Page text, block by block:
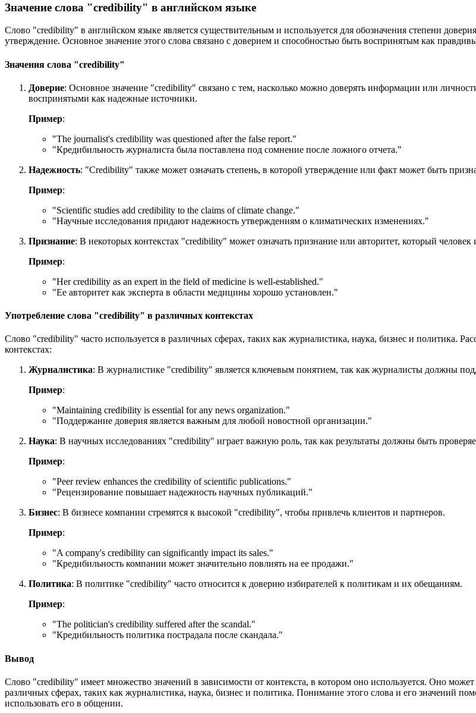
Значение слова "credibility" в английском языке
Слово "credibility" в английском языке является существительным и используется для обозначения степени
утверждение. Основное значение этого слова связано с доверием и способностью быть воспринятым как
Значения слова "credibility"
Доверие: Основное значение "credibility" связано с тем, насколько можно доверять информации или
воспринятыми как надежные источники.
Пример:
"The journalist's credibility was questioned after the false report."
"Кредибильность журналиста была поставлена под сомнение после ложного отчета."
Надежность: "Credibility" также может означать степень, в которой утверждение или факт может быть
Пример:
"Scientific studies add credibility to the claims of climate change."
"Научные исследования придают надежность утверждениям о климатических изменениях."
Признание: В некоторых контекстах "credibility" может означать признание или авторитет, который
Пример:
"Her credibility as an expert in the field of medicine is well-established."
"Ее авторитет как эксперта в области медицины хорошо установлен."
Употребление слова "credibility" в различных контекстах
Слово "credibility" часто используется в различных сферах, таких как журналистика, наука, бизнес и политика.
контекстах:
Журналистика: В журналистике "credibility" является ключевым понятием, так как журналисты должны
Пример:
"Maintaining credibility is essential for any news organization."
"Поддержание доверия является важным для любой новостной организации."
Наука: В научных исследованиях "credibility" играет важную роль, так как результаты должны быть
Пример:
"Peer review enhances the credibility of scientific publications."
"Рецензирование повышает надежность научных публикаций."
Бизнес: В бизнесе компании стремятся к высокой "credibility", чтобы привлечь клиентов и партнеров.
Пример:
"A company's credibility can significantly impact its sales."
"Кредибильность компании может значительно повлиять на ее продажи."
Политика: В политике "credibility" часто относится к доверию избирателей к политикам и их обещаниям.
Пример:
"The politician's credibility suffered after the scandal."
"Кредибильность политика пострадала после скандала."
Вывод
Слово "credibility" имеет множество значений в зависимости от контекста, в котором оно используется. Оно
различных сферах, таких как журналистика, наука, бизнес и политика. Понимание этого слова и его значений
использовать его в общении.